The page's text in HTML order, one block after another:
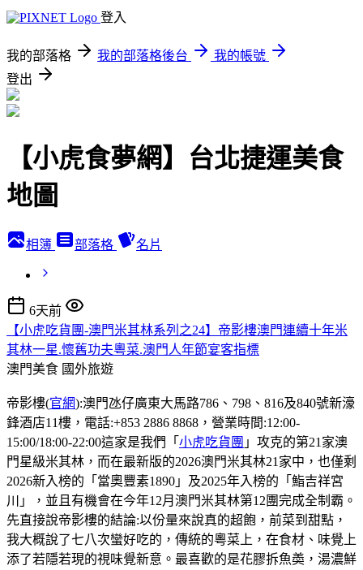
登入
我的部落格 我的部落格後台
我的帳號
登出
【小虎食夢網】台北捷運美食
地圖
相簿 部落格 名片
6天前
【小虎吃貨團-澳門米其林系列之24】帝影樓澳門連續十年米
其林一星.懷舊功夫粵菜.澳門人年節宴客指標
澳門美食 國外旅遊
帝影樓(官網):澳門氹仔廣東大馬路786、798、816及840號新濠
鋒酒店11樓，電話:+853 2886 8868，營業時間:12:00-
15:00/18:00-22:00這家是我們「 小虎吃貨團 」攻克的第21家澳
門星級米其林，而在最新版的2026澳門米其林21家中，也僅剩
2026新入榜的「當奧豐素1890」及2025年入榜的「鮨吉祥宮
川」，並且有機會在今年12月澳門米其林第12團完成全制霸。
先直接說帝影樓的結論:以份量來說真的超飽，前菜到甜點，
我大概說了七八次蠻好吃的，傳統的粵菜上，在食材、味覺上
添了若隱若現的視味覺新意。最喜歡的是花膠拆魚𡙡，湯濃鮮